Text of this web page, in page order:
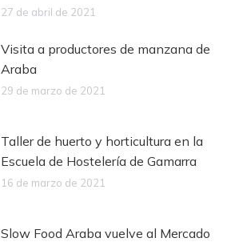
27 de abril de 2021
Visita a productores de manzana de
Araba
29 de marzo de 2021
Taller de huerto y horticultura en la
Escuela de Hostelería de Gamarra
16 de marzo de 2021
Slow Food Araba vuelve al Mercado